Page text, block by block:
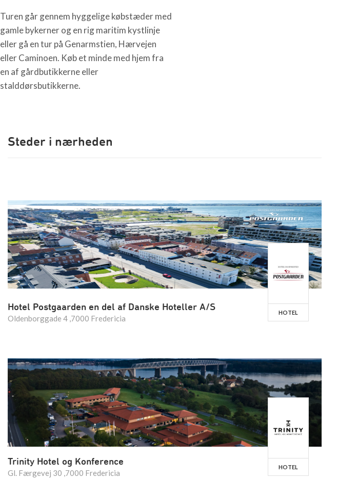
Turen går gennem hyggelige købstæder med
gamle bykerner og en rig maritim kystlinje
eller gå en tur på Genarmstien, Hærvejen
eller Caminoen. Køb et minde med hjem fra
en af gårdbutikkerne eller
stalddørsbutikkerne.
Steder i nærheden
Hotel Postgaarden en del af Danske Hoteller A/S
Oldenborggade 4 ,7000 Fredericia
HOTEL
Trinity Hotel og Konference
Gl. Færgevej 30 ,7000 Fredericia
HOTEL